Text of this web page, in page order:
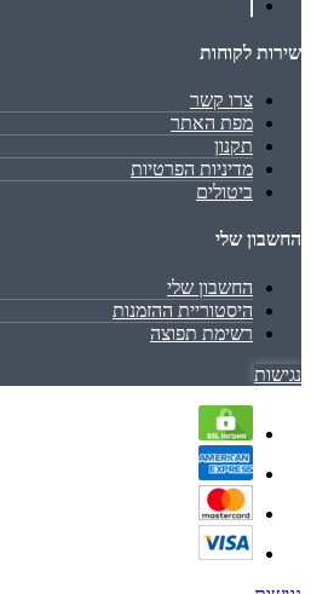
שירות לקוחות
צרו קשר
מפת האתר
תקנון
מדיניות הפרטיות
ביטולים
החשבון שלי
החשבון שלי
היסטוריית ההזמנות
רשימת תפוצה
נגישות